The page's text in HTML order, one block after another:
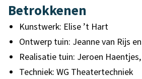
Betrokkenen
Kunstwerk: Elise ’t Hart
Ontwerp tuin: Jeanne van Rijs
Realisatie tuin: Jeroen
Techniek: WG Theatertechniek